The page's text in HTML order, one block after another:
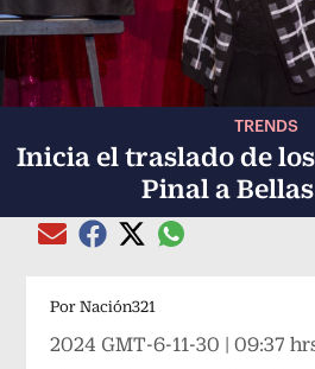
TRENDS
Inicia el traslado de
Pinal a
Compartir el artículo actual
Compartir el artículo actual
Compartir el artículo
Compartir el
Por Nación321
2024 GMT-6-11-30 | 09:37